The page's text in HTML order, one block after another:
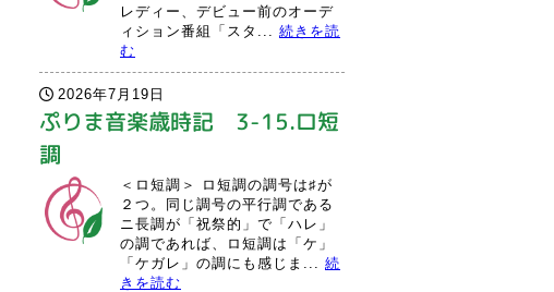
レディー、デビュー前のオーデ
ィション番組「スタ... 続きを読
む
2026年7月19日
ぷりま音楽歳時記 3-15.ロ短
調
＜ロ短調＞ ロ短調の調号は♯が
２つ。同じ調号の平行調である
ニ長調が「祝祭的」で「ハレ」
の調であれば、ロ短調は「ケ」
「ケガレ」の調にも感じま... 続
きを読む